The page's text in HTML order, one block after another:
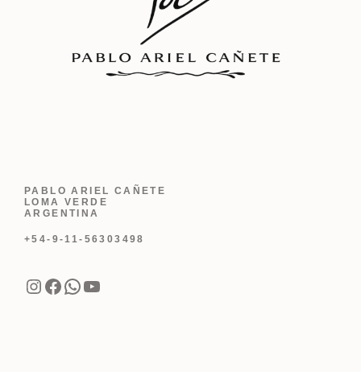
PABLO ARIEL CAÑETE
LOMA VERDE
ARGENTINA
+54-9-11-56303498
Instagram
Facebook
WhatsApp
YouTube